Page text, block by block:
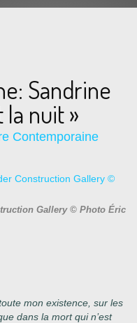
Sandrine
la nuit »
Contemporaine
Gallery © Photo Éric
mon existence, sur les
dans la mort qui n’est